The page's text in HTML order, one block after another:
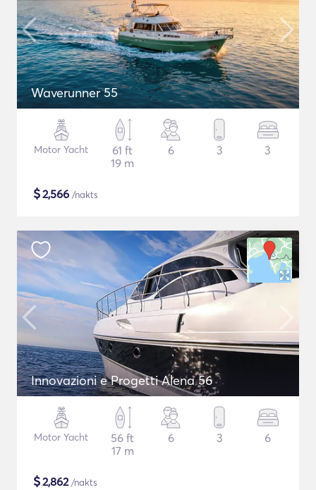
Waverunner 55
Motor Yacht
61 ft
19 m
6 3 3
$2,566 /nakts
Innovazioni e Progetti Alena 56
Motor Yacht
56 ft
17 m
6 3 6
$2,862/nakts